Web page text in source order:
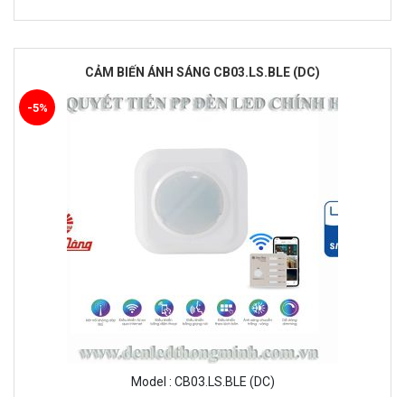
CẢM BIẾN ÁNH SÁNG CB03.LS.BLE (DC)
Model : CB03.LS.BLE (DC)
-5%